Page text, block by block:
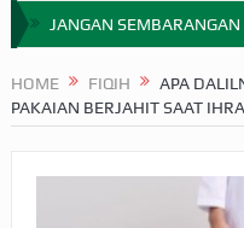
JANGAN
MIMPI YANG DIABAIKAN
SEBELUM TIBA SAAT WAJIB?
HOME FIQIH
APA
PAKAIAN BERJAHIT SAAT